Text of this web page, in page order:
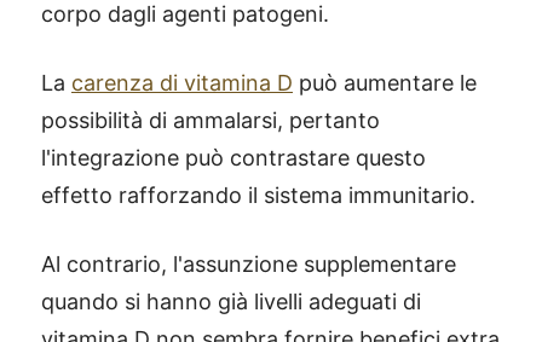
corpo dagli agenti patogeni.
La carenza di vitamina D può aumentare le
possibilità di ammalarsi, pertanto
l'integrazione può contrastare questo
effetto rafforzando il sistema immunitario.
Al contrario, l'assunzione supplementare
quando si hanno già livelli adeguati di